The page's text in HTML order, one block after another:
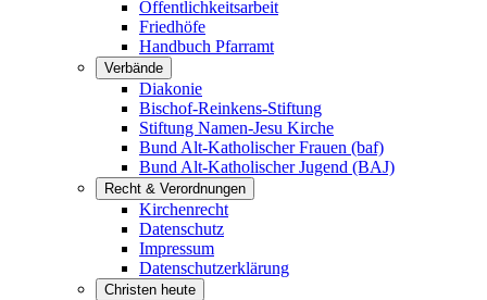
Öffentlichkeitsarbeit
Friedhöfe
Handbuch Pfarramt
Verbände
Diakonie
Bischof-Reinkens-Stiftung
Stiftung Namen-Jesu Kirche
Bund Alt-Katholischer Frauen (baf)
Bund Alt-Katholischer Jugend (BAJ)
Recht & Verordnungen
Kirchenrecht
Datenschutz
Impressum
Datenschutzerklärung
Christen heute